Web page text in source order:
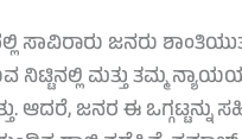
ಜನರು
ನಿಟ್ಟಿನಲ್ಲಿ ಮತ್ತು ತಮ್ಮ
ಜನರ ಈ ಒಗ್ಗಟ್ಟನ್ನು